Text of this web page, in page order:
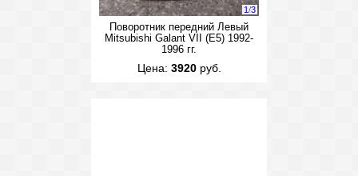
1/3
Поворотник передний Левый
Mitsubishi Galant VII (E5) 1992-
1996 гг.
Цена: 3920руб.